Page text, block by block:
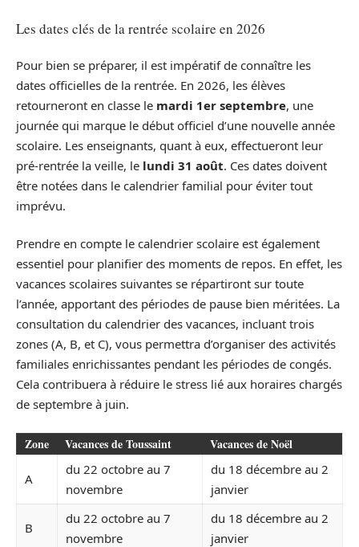
Les dates clés de la rentrée scolaire en 2026
Pour bien se préparer, il est impératif de connaître les
dates officielles de la rentrée. En 2026, les élèves
retourneront en classe le mardi 1er septembre, une
journée qui marque le début officiel d’une nouvelle année
scolaire. Les enseignants, quant à eux, effectueront leur
pré-rentrée la veille, le lundi 31 août. Ces dates doivent
être notées dans le calendrier familial pour éviter tout
imprévu.
Prendre en compte le calendrier scolaire est également
essentiel pour planifier des moments de repos. En effet, les
vacances scolaires suivantes se répartiront sur toute
l’année, apportant des périodes de pause bien méritées. La
consultation du calendrier des vacances, incluant trois
zones (A, B, et C), vous permettra d’organiser des activités
familiales enrichissantes pendant les périodes de congés.
Cela contribuera à réduire le stress lié aux horaires chargés
de septembre à juin.
Zone Vacances de Toussaint Vacances de Noël
A
du 22 octobre au 7
novembre
du 18 décembre au 2
janvier
B
du 22 octobre au 7
novembre
du 18 décembre au 2
janvier